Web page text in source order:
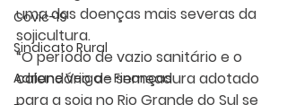
Covic-19
Sindicato Rural
Adriane Veiga - Finanças
uma das doenças mais severas da
sojicultura.
“O período de vazio sanitário e o
calendário de semeadura adotado
para a soja no Rio Grande do Sul se